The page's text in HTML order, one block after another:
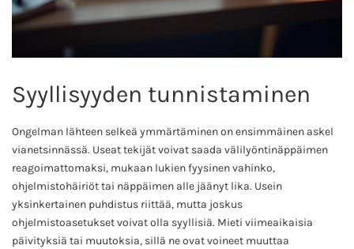
Syyllisyyden tunnistaminen
Ongelman lähteen selkeä ymmärtäminen on ensimmäinen askel
vianetsinnässä. Useat tekijät voivat saada välilyöntinäppäimen
reagoimattomaksi, mukaan lukien fyysinen vahinko,
ohjelmistohäiriöt tai näppäimen alle jäänyt lika. Usein
yksinkertainen puhdistus riittää, mutta joskus
ohjelmistoasetukset voivat olla syyllisiä. Mieti viimeaikaisia
päivityksiä tai muutoksia, sillä ne ovat voineet muuttaa